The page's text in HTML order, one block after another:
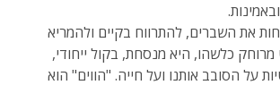
את השברים, להתרווח בקיים ולהמריא
כלשהו, היא מנסחת, בקול ייחודי,
על הסובב אותנו ועל חייה. "הווים" הוא